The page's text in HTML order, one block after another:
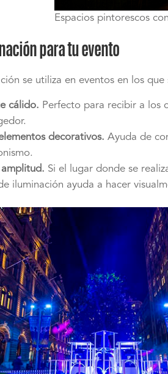
Espacios pintorescos
para tu evento
se utiliza en eventos en los
cálido. Perfecto para recibir a los
decorativos. Ayuda de
Si el lugar donde se
iluminación ayuda a hacer